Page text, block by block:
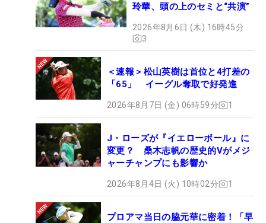
玲華、頭の上のセミと“共演”
2026年8月6日 (木) 16時45分
3
＜速報＞松山英樹は首位と4打差の
「65」 イーグル奪取で好発進
2026年8月7日 (金) 06時59分 1
J・ローズが『イエローボール』に
変更？ 桑木志帆の歴史的Vがメジ
ャーチャンプにも影響か
2026年8月4日 (火) 10時02分 1
プロアマ当日の脇元華に密着！「早